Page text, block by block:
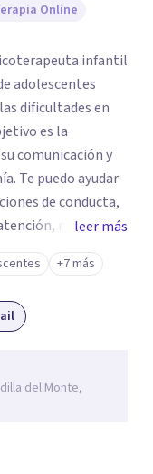
Online
infantil
es la
de conducta,
miedos,
que les ayuden a
el respeto a las
un enfoque
soy especialista
fobias,
leer más
+7 más
del Monte,